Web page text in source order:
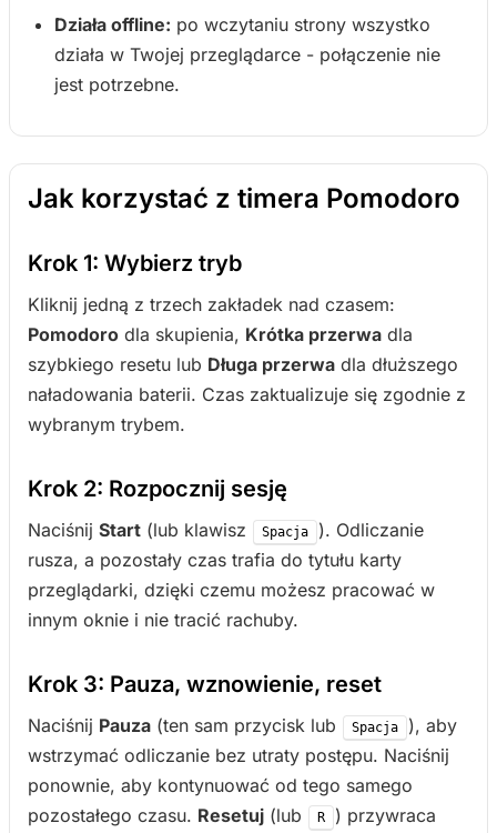
Działa offline: po wczytaniu strony wszystko
działa w Twojej przeglądarce - połączenie nie
jest potrzebne.
Jak korzystać z timera Pomodoro
Krok 1: Wybierz tryb
Kliknij jedną z trzech zakładek nad czasem:
Pomodoro dla skupienia, Krótka przerwa dla
szybkiego resetu lub Długa przerwa dla dłuższego
naładowania baterii. Czas zaktualizuje się zgodnie z
wybranym trybem.
Krok 2: Rozpocznij sesję
Naciśnij Start (lub klawisz Spacja
). Odliczanie
rusza, a pozostały czas trafia do tytułu karty
przeglądarki, dzięki czemu możesz pracować w
innym oknie i nie tracić rachuby.
Krok 3: Pauza, wznowienie, reset
Naciśnij Pauza (ten sam przycisk lub Spacja
), aby
wstrzymać odliczanie bez utraty postępu. Naciśnij
ponownie, aby kontynuować od tego samego
pozostałego czasu. Resetuj (lub R
) przywraca